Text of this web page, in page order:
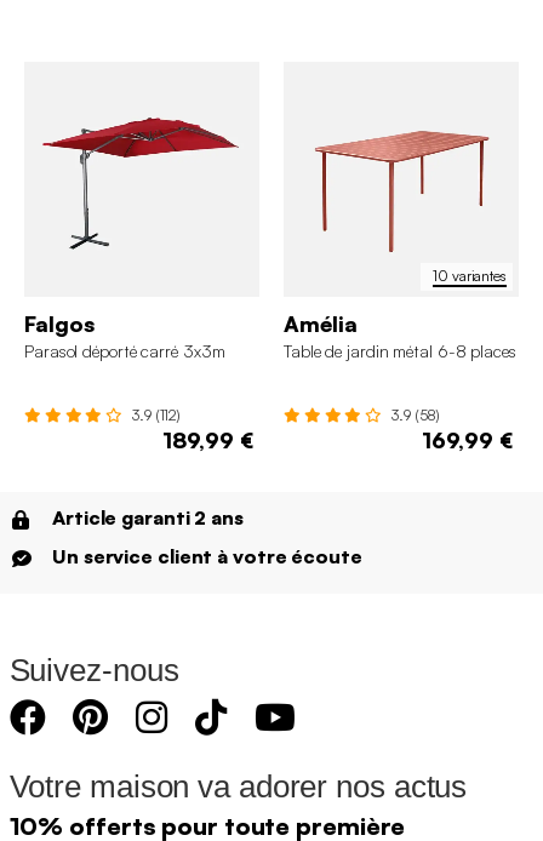
Falgos
Parasol déporté carré 3x3m
3.9 (112)
189,99 €
10 variantes
Amélia
Table de jardin métal 6-8 places
3.9 (58)
169,99 €
Article garanti 2 ans
Un service client à votre écoute
Suivez-nous
Votre maison va adorer nos actus
10% offerts pour toute première